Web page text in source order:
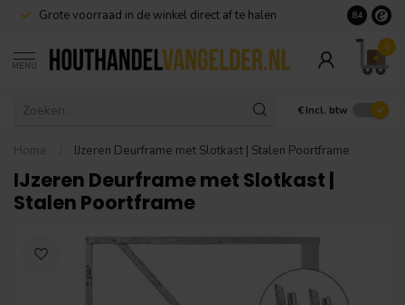
Grote voorraad in de winkel direct af te halen 8.4
MENU
0
€ Incl. btw
Home IJzeren Deurframe met Slotkast | Stalen Poortframe
IJzeren Deurframe met Slotkast |
Stalen Poortframe